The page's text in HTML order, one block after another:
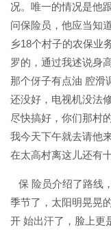
况。唯一的情况是他
问保险员，他应当知
乡18个村子的农保业
罗的，通过我述说身
那个伢子有点油 腔滑
还没好，电视机没法
尽快搞好，你们那村
我今天下午就去请他
在太高村离这儿还有
保 险员介绍了路线
季节了，太阳明晃晃
开 始出汗了，脸上更